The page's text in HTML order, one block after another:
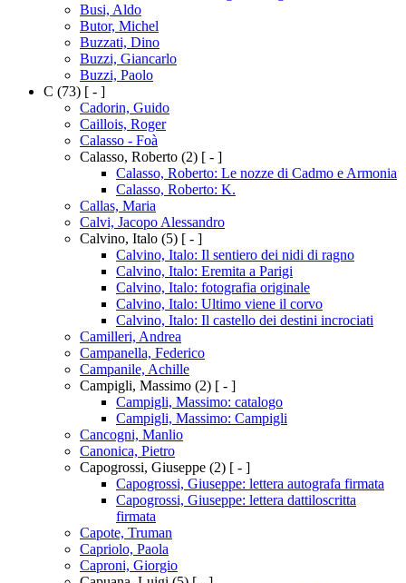
Busi, Aldo
Butor, Michel
Buzzati, Dino
Buzzi, Giancarlo
Buzzi, Paolo
C (73) [ - ]
Cadorin, Guido
Caillois, Roger
Calasso - Foà
Calasso, Roberto (2) [ - ]
Calasso, Roberto: Le nozze di Cadmo e Armonia
Calasso, Roberto: K.
Callas, Maria
Calvi, Jacopo Alessandro
Calvino, Italo (5) [ - ]
Calvino, Italo: Il sentiero dei nidi di ragno
Calvino, Italo: Eremita a Parigi
Calvino, Italo: fotografia originale
Calvino, Italo: Ultimo viene il corvo
Calvino, Italo: Il castello dei destini incrociati
Camilleri, Andrea
Campanella, Federico
Campanile, Achille
Campigli, Massimo (2) [ - ]
Campigli, Massimo: catalogo
Campigli, Massimo: Campigli
Cancogni, Manlio
Canonica, Pietro
Capogrossi, Giuseppe (2) [ - ]
Capogrossi, Giuseppe: lettera autografa firmata
Capogrossi, Giuseppe: lettera dattiloscritta
firmata
Capote, Truman
Capriolo, Paola
Caproni, Giorgio